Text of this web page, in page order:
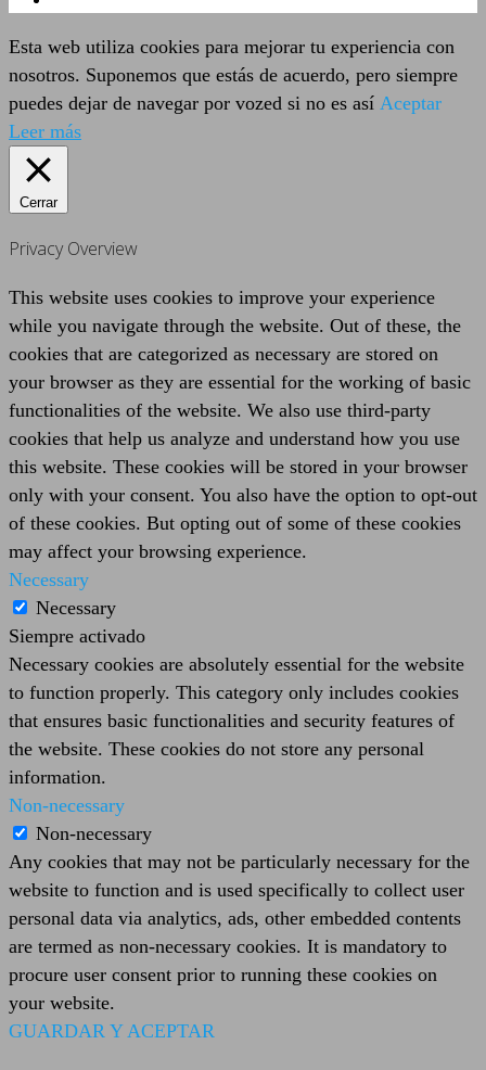
Esta web utiliza cookies para mejorar tu experiencia con
nosotros. Suponemos que estás de acuerdo, pero siempre
puedes dejar de navegar por vozed si no es así Aceptar
Leer más
Cerrar
Privacy Overview
This website uses cookies to improve your experience
while you navigate through the website. Out of these, the
cookies that are categorized as necessary are stored on
your browser as they are essential for the working of basic
functionalities of the website. We also use third-party
cookies that help us analyze and understand how you use
this website. These cookies will be stored in your browser
only with your consent. You also have the option to opt-out
of these cookies. But opting out of some of these cookies
may affect your browsing experience.
Necessary
Necessary
Siempre activado
Necessary cookies are absolutely essential for the website
to function properly. This category only includes cookies
that ensures basic functionalities and security features of
the website. These cookies do not store any personal
information.
Non-necessary
Non-necessary
Any cookies that may not be particularly necessary for the
website to function and is used specifically to collect user
personal data via analytics, ads, other embedded contents
are termed as non-necessary cookies. It is mandatory to
procure user consent prior to running these cookies on
your website.
GUARDAR Y ACEPTAR